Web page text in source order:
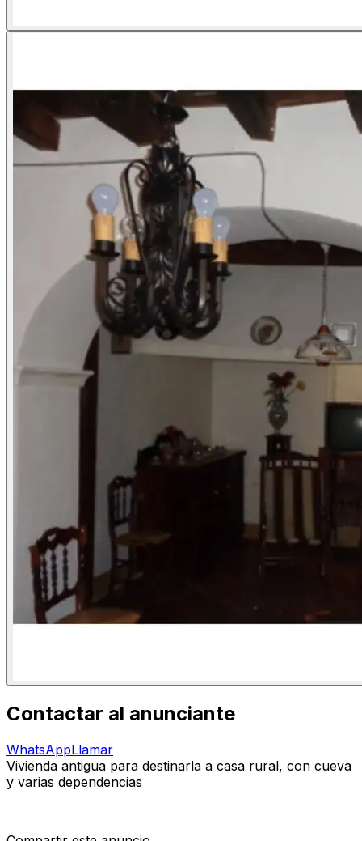
Contactar al anunciante
WhatsAppLlamar
Vivienda antigua para destinarla a casa rural, con cueva
y varias dependencias